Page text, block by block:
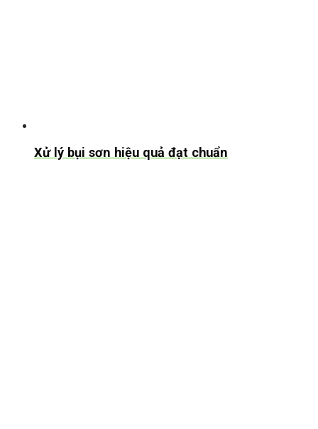
Xử lý bụi sơn hiệu quả đạt chuẩn